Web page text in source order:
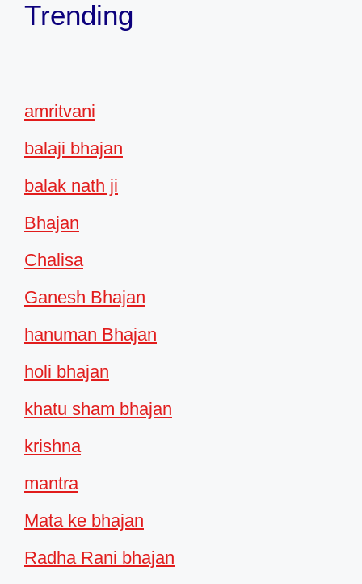
Trending
amritvani
balaji bhajan
balak nath ji
Bhajan
Chalisa
Ganesh Bhajan
hanuman Bhajan
holi bhajan
khatu sham bhajan
krishna
mantra
Mata ke bhajan
Radha Rani bhajan